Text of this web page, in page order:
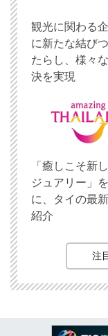
観光に関わる
に新たな結び
たらし、様々
決を実現
「癒しこそ新
ジュアリー」
に、タイの最
紹介
注